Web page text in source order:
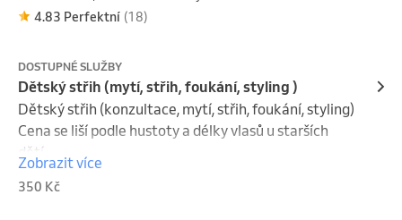
4.83 Perfektní (18)
DOSTUPNÉ SLUŽBY
Dětský střih (mytí, střih, foukání, styling )
Dětský střih (konzultace, mytí, střih, foukání, styling)
Cena se liší podle hustoty a délky vlasů u starších
dětí.
Zobrazit více
350 Kč